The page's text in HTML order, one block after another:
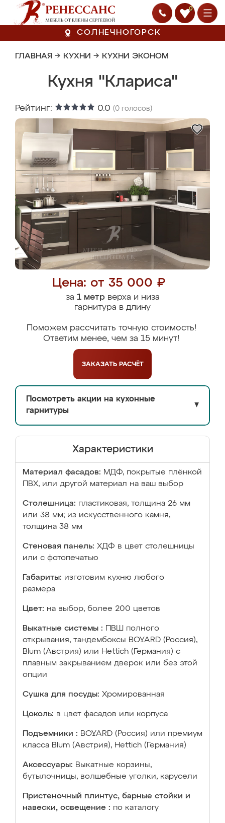
0
СОЛНЕЧНОГОРСК
ГЛАВНАЯ → КУХНИ → КУХНИ ЭКОНОМ
Кухня "Клариса"
Рейтинг: 0.0 (0 голосов)
Цена: от 35 000 ₽
за 1 метрверха и низа
гарнитура в длину
Поможем рассчитать точную стоимость!
Ответим менее, чем за 15 минут!
ЗАКАЗАТЬ РАСЧЁТ
Посмотреть акции на кухонные
гарнитуры
▼
Характеристики
Материал фасадов: МДФ, покрытые плёнкой
ПВХ, или другой материал на ваш выбор
Столешница: пластиковая, толщина 26 мм
или 38 мм; из искусственного камня,
толщина 38 мм
Стеновая панель: ХДФ в цвет столешницы
или с фотопечатью
Габариты: изготовим кухню любого
размера
Цвет: на выбор, более 200 цветов
Выкатные системы :
ПВШ полного
открывания, тандембоксы BOYARD (Россия),
Blum (Австрия) или Hettich (Германия) с
плавным закрыванием дверок или без этой
опции
Сушка для посуды: Хромированная
Цоколь: в цвет фасадов или корпуса
Подъемники : BOYARD (Россия) или премиум
класса Blum (Австрия), Hettich (Германия)
Аксессуары: Выкатные корзины,
бутылочницы, волшебные уголки, карусели
Пристеночный плинтус, барные стойки и
навески, освещение : по каталогу